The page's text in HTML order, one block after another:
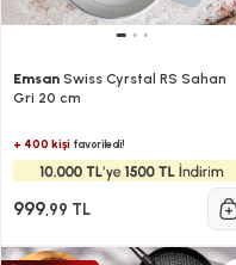
Emsan Swiss Cyrstal RS Sahan
Gri 20 cm
+ 400 kişi favoriledi!
999,99 TL